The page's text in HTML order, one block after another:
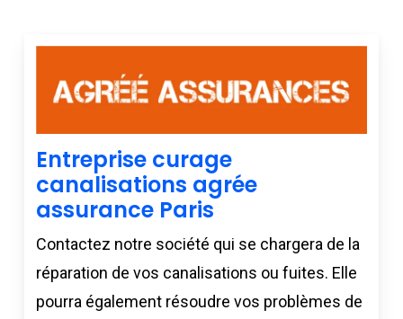
Entreprise curage
canalisations agrée
assurance Paris
Contactez notre société qui se chargera de la
réparation de vos canalisations ou fuites. Elle
pourra également résoudre vos problèmes de